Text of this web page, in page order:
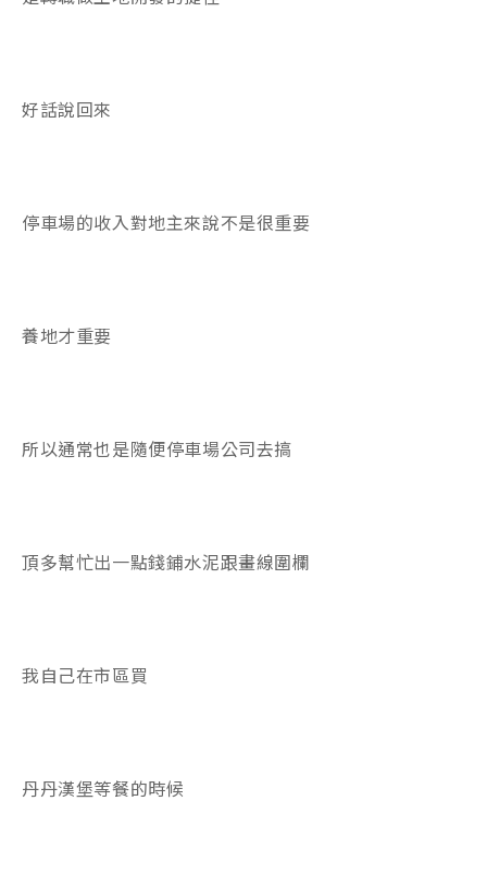
好話說回來
停車場的收入對地主來說不是很重要
養地才重要
所以通常也是隨便停車場公司去搞
頂多幫忙出一點錢鋪水泥跟畫線圍欄
我自己在市區買
丹丹漢堡等餐的時候